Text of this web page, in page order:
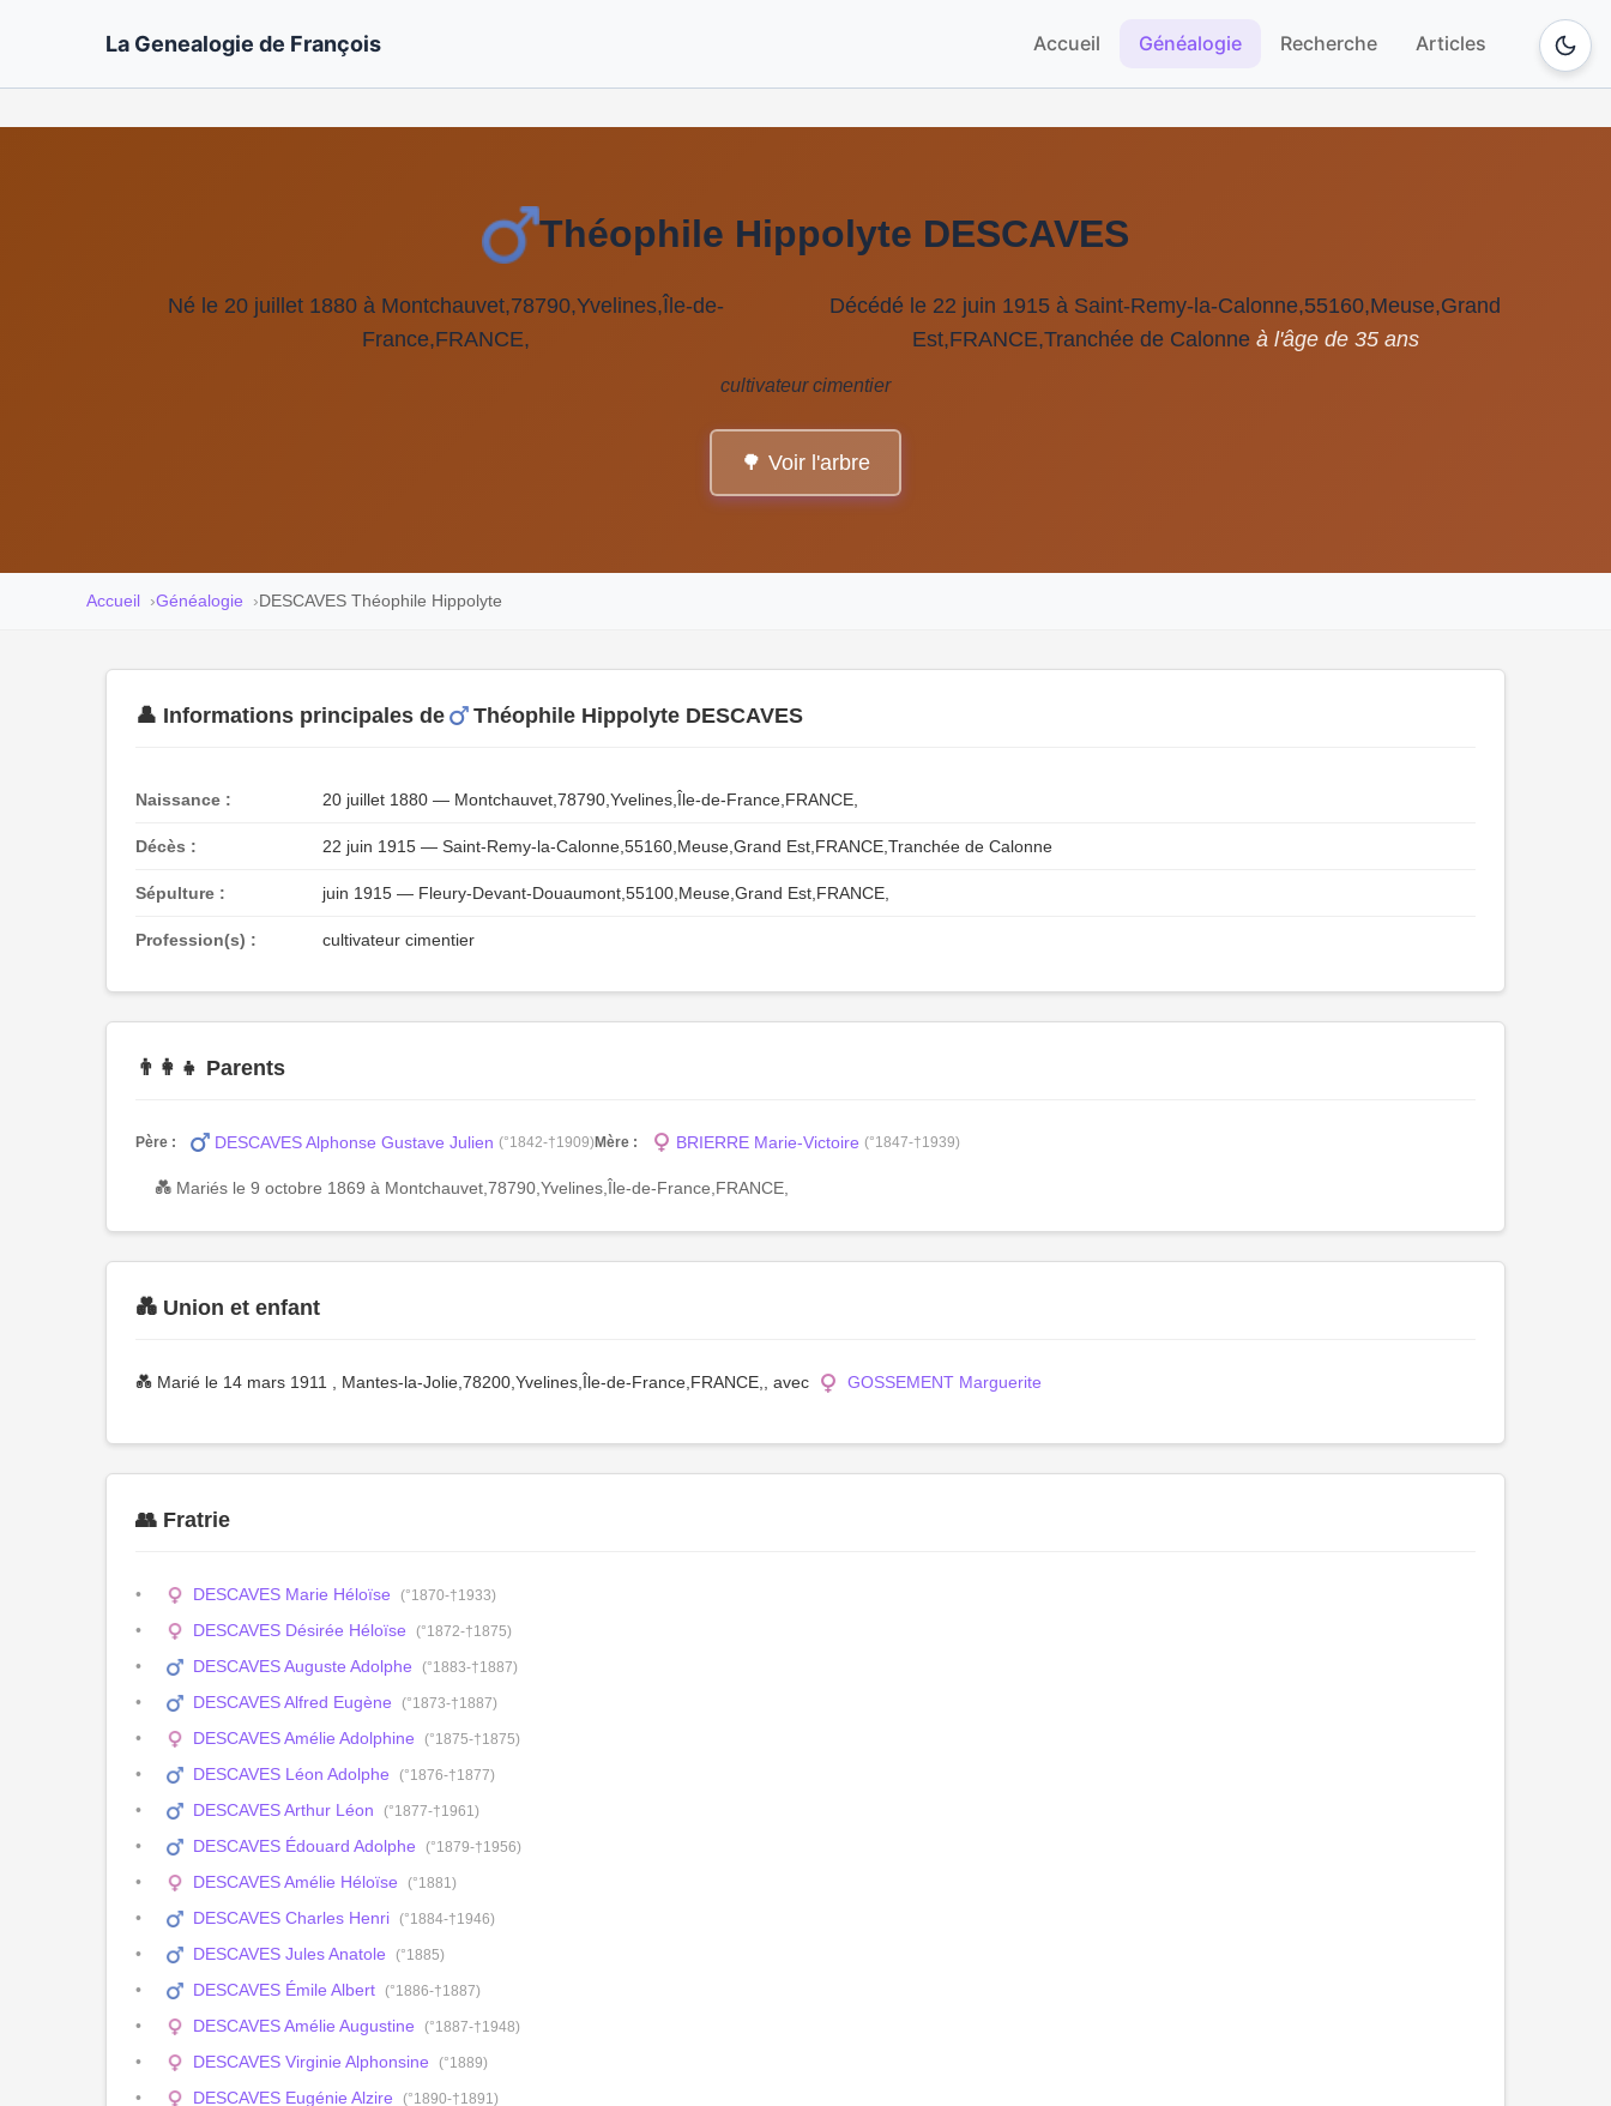
La Genealogie de François Accueil Généalogie Recherche Articles
Théophile Hippolyte DESCAVES
Né le 20 juillet 1880 à Montchauvet,78790,Yvelines,Île-de-
France,FRANCE,
Décédé le 22 juin 1915 à Saint-Remy-la-Calonne,55160,Meuse,Grand
Est,FRANCE,Tranchée de Calonne à l'âge de 35 ans
cultivateur cimentier
🌳 Voir l'arbre
Accueil Généalogie DESCAVES Théophile Hippolyte
👤 Informations principales de Théophile Hippolyte DESCAVES
Naissance : 20 juillet 1880 — Montchauvet,78790,Yvelines,Île-de-France,FRANCE,
Décès : 22 juin 1915 — Saint-Remy-la-Calonne,55160,Meuse,Grand Est,FRANCE,Tranchée de Calonne
Sépulture : juin 1915 — Fleury-Devant-Douaumont,55100,Meuse,Grand Est,FRANCE,
Profession(s) : cultivateur cimentier
👨‍👩‍👧 Parents
Père : DESCAVES Alphonse Gustave Julien (°1842-†1909)Mère : BRIERRE Marie-Victoire (°1847-†1939)
💑 Mariés le 9 octobre 1869 à Montchauvet,78790,Yvelines,Île-de-France,FRANCE,
💑 Union et enfant
💑 Marié le 14 mars 1911 , Mantes-la-Jolie,78200,Yvelines,Île-de-France,FRANCE,, avec GOSSEMENT Marguerite
👥 Fratrie
DESCAVES Marie Héloïse (°1870-†1933)
DESCAVES Désirée Héloïse (°1872-†1875)
DESCAVES Auguste Adolphe (°1883-†1887)
DESCAVES Alfred Eugène (°1873-†1887)
DESCAVES Amélie Adolphine (°1875-†1875)
DESCAVES Léon Adolphe (°1876-†1877)
DESCAVES Arthur Léon (°1877-†1961)
DESCAVES Édouard Adolphe (°1879-†1956)
DESCAVES Amélie Héloïse (°1881)
DESCAVES Charles Henri (°1884-†1946)
DESCAVES Jules Anatole (°1885)
DESCAVES Émile Albert (°1886-†1887)
DESCAVES Amélie Augustine (°1887-†1948)
DESCAVES Virginie Alphonsine (°1889)
DESCAVES Eugénie Alzire (°1890-†1891)